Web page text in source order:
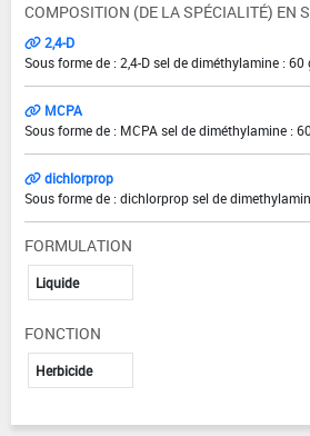
COMPOSITION (DE LA SPÉCIALITÉ) EN
2,4-D
Sous forme de : 2,4-D sel de diméthylamine : 60
MCPA
Sous forme de : MCPA sel de diméthylamine :
dichlorprop
Sous forme de : dichlorprop sel de
FORMULATION
Liquide
FONCTION
Herbicide